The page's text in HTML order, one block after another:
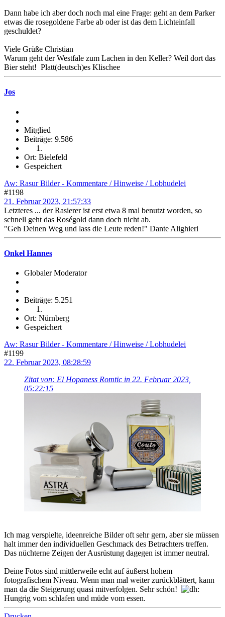
Dann habe ich aber doch noch mal eine Frage: geht an dem Parker
etwas die rosegoldene Farbe ab oder ist das dem Lichteinfall
geschuldet?
Viele Grüße Christian
Warum geht der Westfale zum Lachen in den Keller? Weil dort das
Bier steht! Platt(deutsch)es Klischee
Jos
Mitglied
Beiträge: 9.586
Ort: Bielefeld
Gespeichert
Aw: Rasur Bilder - Kommentare / Hinweise / Lobhudelei
#1198
21. Februar 2023, 21:57:33
Letzteres ... der Rasierer ist erst etwa 8 mal benutzt worden, so
schnell geht das Roségold dann doch nicht ab.
"Geh Deinen Weg und lass die Leute reden!" Dante Alighieri
Onkel Hannes
Globaler Moderator
Beiträge: 5.251
Ort: Nürnberg
Gespeichert
Aw: Rasur Bilder - Kommentare / Hinweise / Lobhudelei
#1199
22. Februar 2023, 08:28:59
Zitat von: El Hopaness Romtic in 22. Februar 2023,
05:22:15
Ich mag verspielte, ideenreiche Bilder oft sehr gern, aber sie müssen
halt immer den individuellen Geschmack des Betrachters treffen.
Das nüchterne Zeigen der Ausrüstung dagegen ist immer neutral.
Deine Fotos sind mittlerweile echt auf äußerst hohem
fotografischem Niveau. Wenn man mal weiter zurückblättert, kann
man da die Steigerung quasi mitverfolgen. Sehr schön!
Hungrig vom schlafen und müde vom essen.